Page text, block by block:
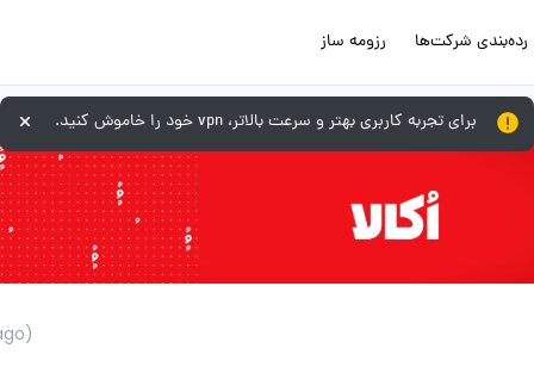
رده‌بندی شرکت‌ها رزومه ساز
برای تجربه کاربری بهتر و سرعت بالاتر، vpn خود را خاموش کنید.